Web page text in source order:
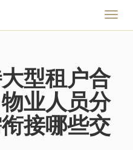
切
型租户合
业人员分
接哪些交